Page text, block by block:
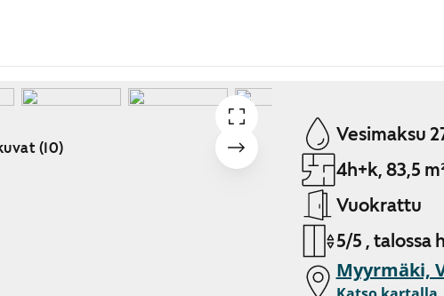
(10)
Vesimaksu
4h+k, 83,5
Vuokrattu
5/5 , talossa
Myyrmäki,